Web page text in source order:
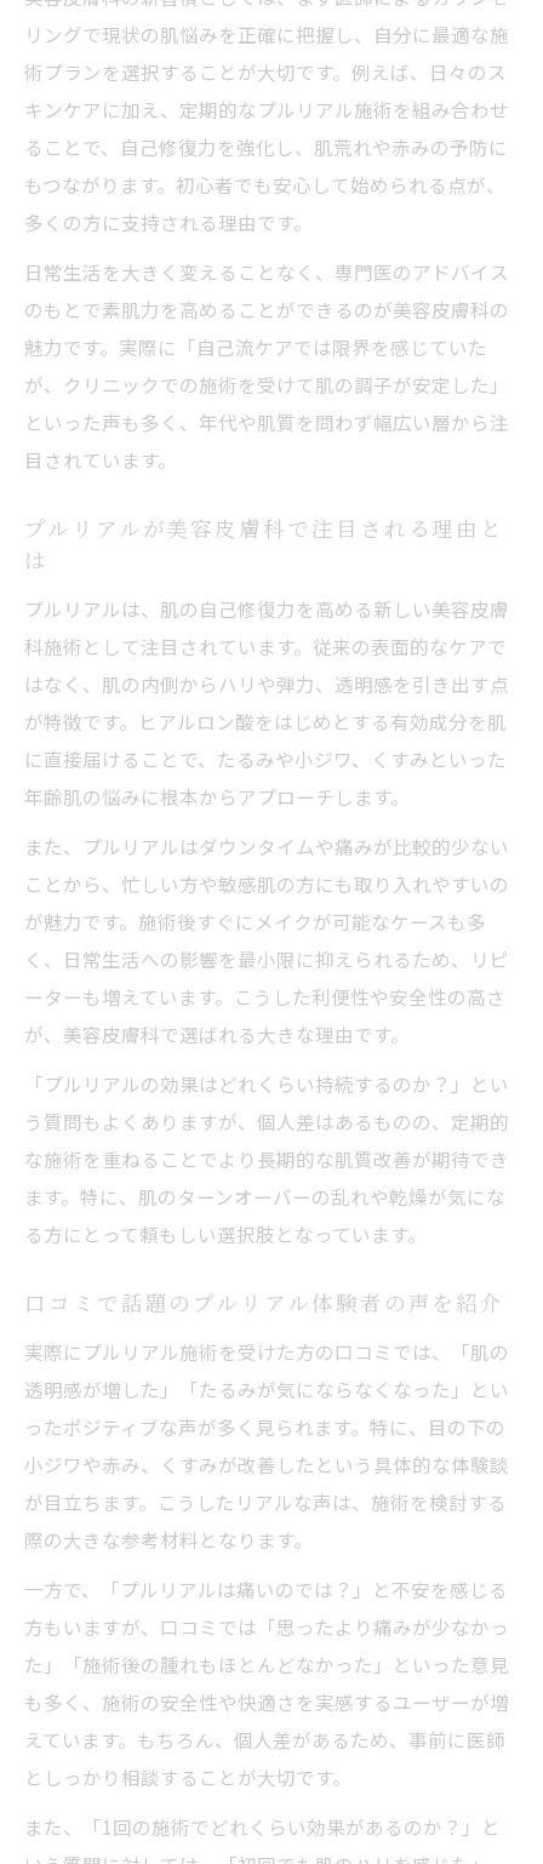
法
プルリアル体験で分かる自然な変化と満足感
美容皮膚科で体験するプルリアルの自然な
変化
プルリアル施術後の口コミと満足度を徹底
調査
肌の自己修復力アップを実感できる理由と
は
美容皮膚科でのプルリアル体験談をご紹介
プルリアルの施術効果を最大化するポイン
ト
美容皮膚科ならではの安全性とアフターケア安
ダウンタイムを軽減するアフターケア方法
プルリアル施術後の肌を守るポイント解説
美容皮膚科での回復サポートとケアの流れ
目元やたるみに悩む方へ伝えたい施術効果の実
例
美容皮膚科プルリアルが目元の悩みに効く
理由
たるみケアに強いプルリアルの注目ポイン
ト
口コミで分かる実際のプルリアル効果とは
目元やたるみ改善の施術体験を徹底解説
美容皮膚科でのプルリアル実例と体感レビ
ュー
ダウンタイムが気になる方も納得のケア方法を
徹底解説
夫
プルリアル施術後の痛みや腫れを和らげる
方法
口コミで語られるダウンタイムの実際と注
意点
ダウンタイム中の過ごし方と美容皮膚科の
助言
リングで現状の肌悩みを正確に把握し、自分に最適な施
術プランを選択することが大切です。例えば、日々のス
キンケアに加え、定期的なプルリアル施術を組み合わせ
ることで、自己修復力を強化し、肌荒れや赤みの予防に
もつながります。初心者でも安心して始められる点が、
多くの方に支持される理由です。
日常生活を大きく変えることなく、専門医のアドバイス
のもとで素肌力を高めることができるのが美容皮膚科の
魅力です。実際に「自己流ケアでは限界を感じていた
が、クリニックでの施術を受けて肌の調子が安定した」
といった声も多く、年代や肌質を問わず幅広い層から注
目されています。
プルリアルが美容皮膚科で注目される理由と
は
プルリアルは、肌の自己修復力を高める新しい美容皮膚
科施術として注目されています。従来の表面的なケアで
はなく、肌の内側からハリや弾力、透明感を引き出す点
が特徴です。ヒアルロン酸をはじめとする有効成分を肌
に直接届けることで、たるみや小ジワ、くすみといった
年齢肌の悩みに根本からアプローチします。
また、プルリアルはダウンタイムや痛みが比較的少ない
ことから、忙しい方や敏感肌の方にも取り入れやすいの
が魅力です。施術後すぐにメイクが可能なケースも多
く、日常生活への影響を最小限に抑えられるため、リピ
ーターも増えています。こうした利便性や安全性の高さ
が、美容皮膚科で選ばれる大きな理由です。
「プルリアルの効果はどれくらい持続するのか？」とい
う質問もよくありますが、個人差はあるものの、定期的
な施術を重ねることでより長期的な肌質改善が期待でき
ます。特に、肌のターンオーバーの乱れや乾燥が気にな
る方にとって頼もしい選択肢となっています。
口コミで話題のプルリアル体験者の声を紹介
実際にプルリアル施術を受けた方の口コミでは、「肌の
透明感が増した」「たるみが気にならなくなった」とい
ったポジティブな声が多く見られます。特に、目の下の
小ジワや赤み、くすみが改善したという具体的な体験談
が目立ちます。こうしたリアルな声は、施術を検討する
際の大きな参考材料となります。
一方で、「プルリアルは痛いのでは？」と不安を感じる
方もいますが、口コミでは「思ったより痛みが少なかっ
た」「施術後の腫れもほとんどなかった」といった意見
も多く、施術の安全性や快適さを実感するユーザーが増
えています。もちろん、個人差があるため、事前に医師
としっかり相談することが大切です。
また、「1回の施術でどれくらい効果があるのか？」と